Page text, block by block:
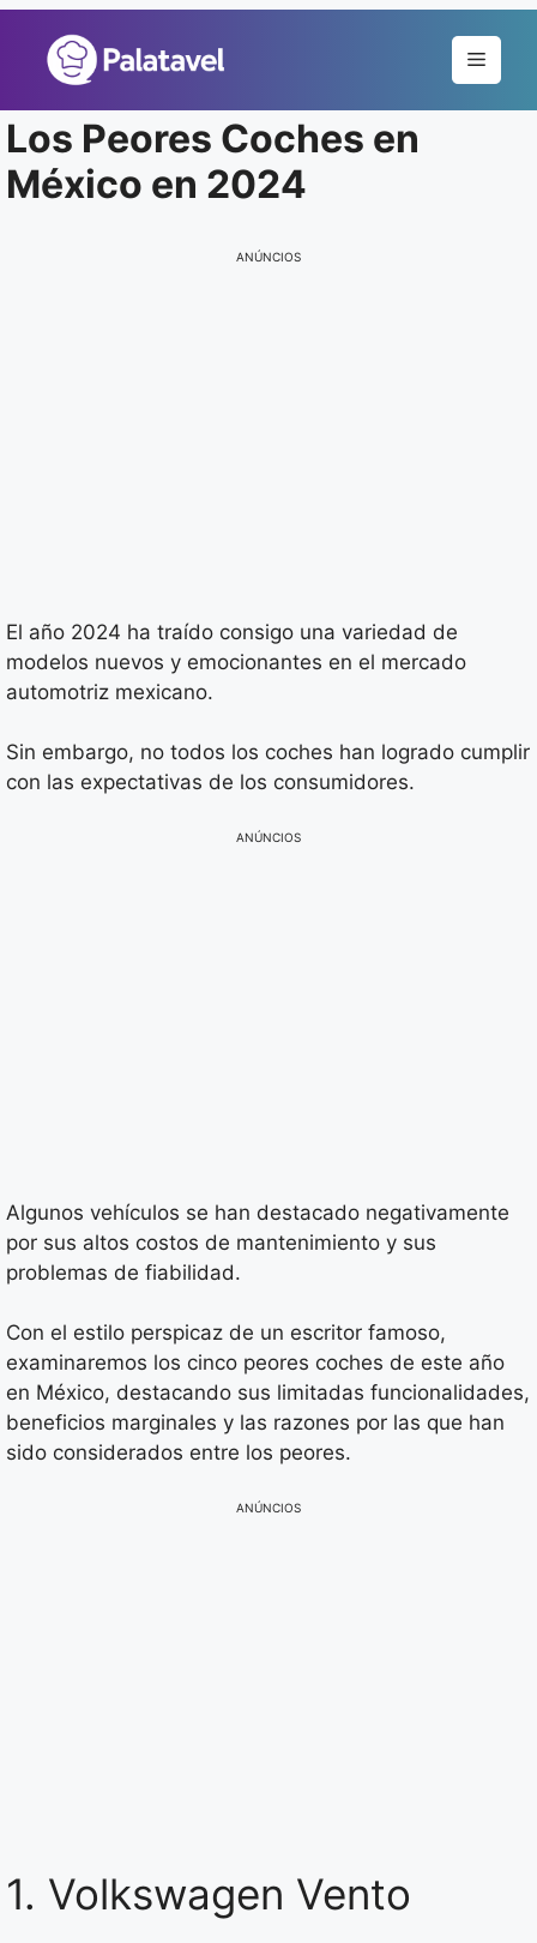
conteúdo
Menu
Los Peores Coches en
México en 2024
ANÚNCIOS
El año 2024 ha traído consigo una variedad de
modelos nuevos y emocionantes en el mercado
automotriz mexicano.
Sin embargo, no todos los coches han logrado cumplir
con las expectativas de los consumidores.
ANÚNCIOS
Algunos vehículos se han destacado negativamente
por sus altos costos de mantenimiento y sus
problemas de fiabilidad.
Con el estilo perspicaz de un escritor famoso,
examinaremos los cinco peores coches de este año
en México, destacando sus limitadas funcionalidades,
beneficios marginales y las razones por las que han
sido considerados entre los peores.
ANÚNCIOS
1. Volkswagen Vento